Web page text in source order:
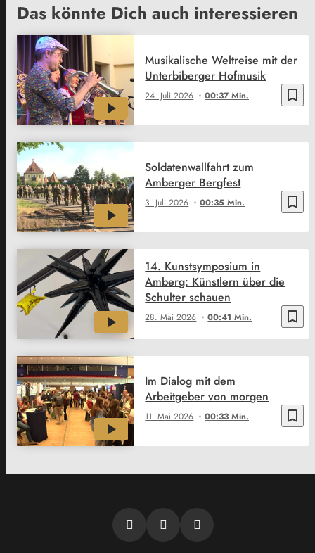
Das könnte Dich auch interessieren
bookmark_border
24. Juli 2026 00:37 Min.
Musikalische Weltreise mit der
Unterbiberger Hofmusik
bookmark_border
3. Juli 2026 00:35 Min.
Soldatenwallfahrt zum
Amberger Bergfest
bookmark_border
28. Mai 2026 00:41 Min.
14. Kunstsymposium in
Amberg: Künstlern über die
Schulter schauen
bookmark_border
11. Mai 2026 00:33 Min.
Im Dialog mit dem
Arbeitgeber von morgen